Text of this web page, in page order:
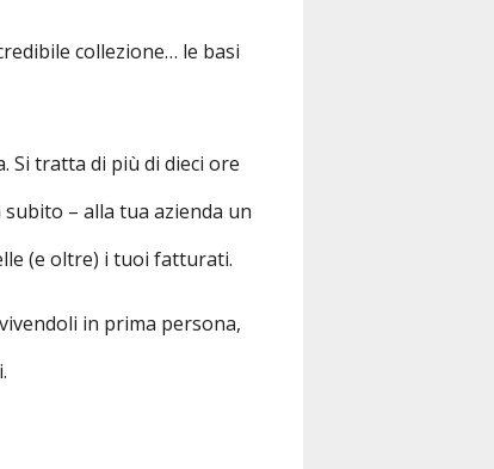
collezione… le basi
Si tratta di più di dieci ore
– alla tua azienda un
(e oltre) i tuoi fatturati.
in prima persona,